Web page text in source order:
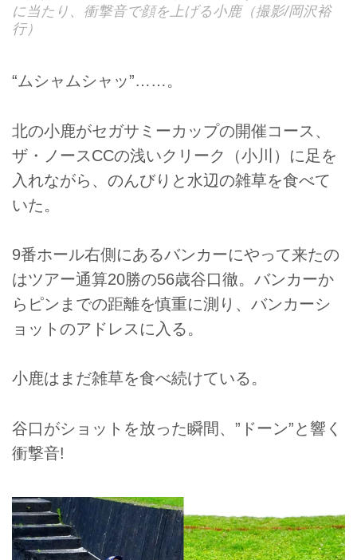
に当たり、衝撃音で顔を上げる小鹿（撮影/岡沢裕
行）
“ムシャムシャッ”……。
北の小鹿がセガサミーカップの開催コース、
ザ・ノースCCの浅いクリーク（小川）に足を
入れながら、のんびりと水辺の雑草を食べて
いた。
9番ホール右側にあるバンカーにやって来たの
はツアー通算20勝の56歳谷口徹。バンカーか
らピンまでの距離を慎重に測り、バンカーシ
ョットのアドレスに入る。
小鹿はまだ雑草を食べ続けている。
谷口がショットを放った瞬間、”ドーン”と響く
衝撃音!